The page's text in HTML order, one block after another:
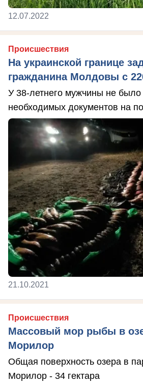
12.07.2022
Происшествия
На украинской границе
гражданина Молдовы с
У 38-летнего мужчины не было
необходимых документов на
21.10.2021
Происшествия
Массовый мор рыбы в
Морилор
Общая поверхность озера в
Морилор - 34 гектара